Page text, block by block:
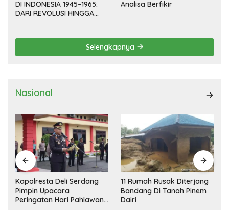
DI INDONESIA 1945–1965:
DARI REVOLUSI HINGGA
Analisa Berfikir
Selengkapnya
Nasional
Kapolresta Deli Serdang
Pimpin Upacara
Peringatan Hari Pahlawan
11 Rumah Rusak Diterjang
Bandang Di Tanah Pinem
Dairi